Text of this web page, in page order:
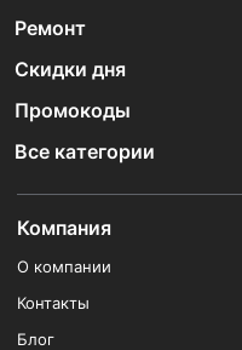
Ремонт
Скидки дня
Промокоды
Все категории
Компания
О компании
Контакты
Блог